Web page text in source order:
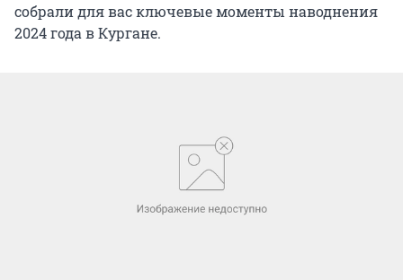
собрали для вас ключевые моменты наводнения
2024 года в Кургане.